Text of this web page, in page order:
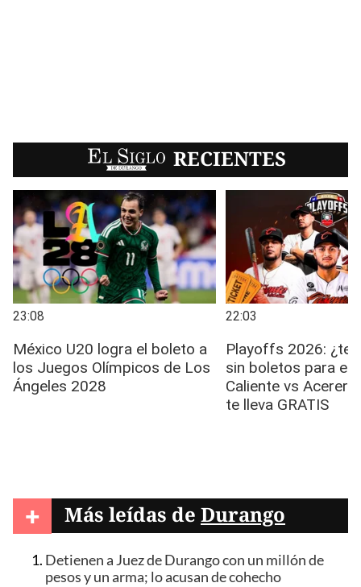
EL SIGLO RECIENTES
+ Más leídas de Durango
Detienen a Juez de Durango con un millón de
pesos y un arma; lo acusan de cohecho